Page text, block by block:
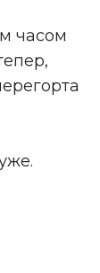
часом